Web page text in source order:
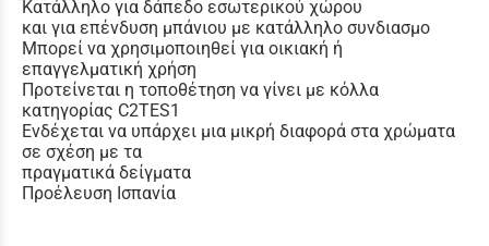
Κατάλληλο για δάπεδο εσωτερικού χώρου
και για επένδυση μπάνιου με κατάλληλο συνδιασμο
Μπορεί να χρησιμοποιηθεί για οικιακή ή
επαγγελματική χρήση
Προτείνεται η τοποθέτηση να γίνει με κόλλα
κατηγορίας C2TES1
Ενδέχεται να υπάρχει μια μικρή διαφορά στα χρώματα
σε σχέση με τα
πραγματικά δείγματα
Προέλευση Ισπανία